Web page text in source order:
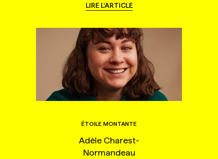
LIRE L'ARTICLE
ÉTOILE MONTANTE
Adèle Charest-
Normandeau